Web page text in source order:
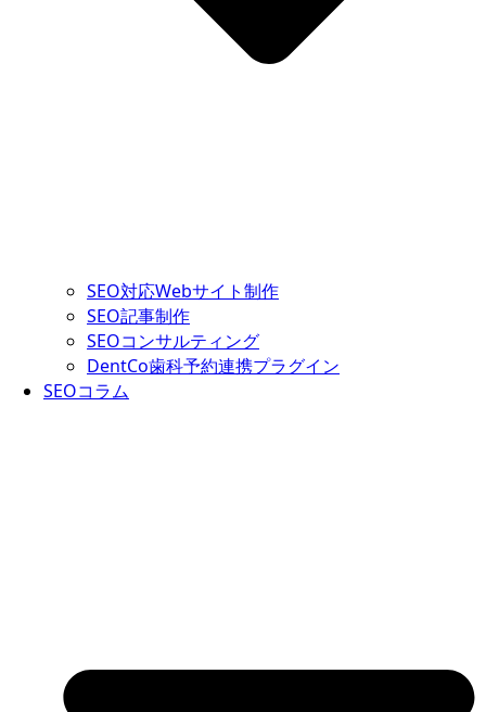
SEO対応Webサイト制作
SEO記事制作
SEOコンサルティング
DentCo歯科予約連携プラグイン
SEOコラム